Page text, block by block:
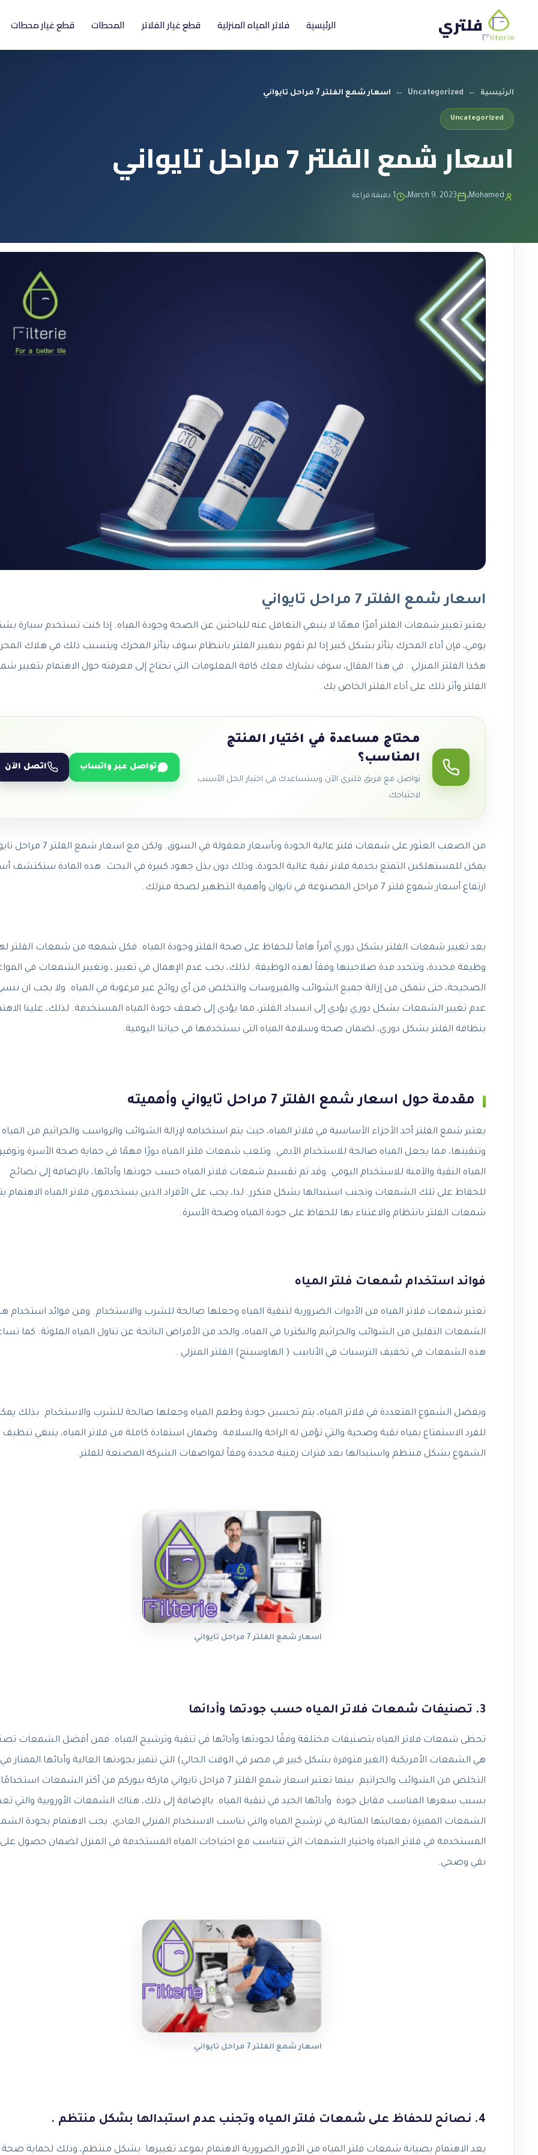
فلتري الرئيسية فلاتر المياه المنزلية قطع غيار الفلاتر المحطات قطع غيار محطات
الرئيسية ←
Uncategorized
← اسعار شمع الفلتر 7 مراحل تايواني
Uncategorized
اسعار شمع الفلتر 7 مراحل تايواني
Mohamed
March 9, 2023 1 دقيقة قراءة
اسعار شمع الفلتر 7 مراحل تايواني
يعتبر تغيير شمعات الفلتر أمرًا مهمًا لا ينبغي التغافل عنه للباحثين عن الصحة وجودة المياه. إذا كنت تستخدم سيارة بشكل
يومي، فإن أداء المحرك يتأثر بشكل كبير إذا لم تقوم بتغيير الفلتر بانتظام سوف يتأثر المحرك ويتسبب ذلك في هلاك
هكذا الفلتر المنزلي . في هذا المقال، سوف نشارك معك كافة المعلومات التي تحتاج إلى معرفته حول الاهتمام بتغيير
الفلتر وأثر ذلك على أداء الفلتر الخاص بك.
محتاج مساعدة في اختيار المنتج
المناسب؟
تواصل مع فريق فلتري الآن وسنساعدك في اختيار الحل الأنسب
لاحتياجك.
تواصل عبر واتساب اتصل الآن
من الصعب العثور على شمعات فلتر عالية الجودة وبأسعار معقولة في السوق. ولكن
يمكن للمستهلكين التمتع بخدمة فلاتر نقية عالية الجودة، وذلك دون بذل جهود كبيرة في البحث. هذه المادة ستكتشف
ارتفاع أسعار شموع فلتر 7 مراحل المصنوعة في تايوان وأهمية التطهير لصحة منزلك.
يعد تغيير شمعات الفلتر بشكل دوري أمراً هاماً للحفاظ على صحة الفلتر وجودة المياه. فكل شمعه من شمعات الفلتر
وظيفة محددة، وتتحدد مدة صلاحيتها وفقاً لهذه الوظيفة. لذلك، يجب عدم الإهمال في تغيير ، وتغيير الشمعات في
الصحيحة، حتى نتمكن من إزالة جميع الشوائب والفيروسات والتخلص من أي روائح غير مرغوبة في المياه. ولا يجب ان
عدم تغيير الشمعات بشكل دوري يؤدي إلى انسداد الفلتر، مما يؤدي إلى ضعف جودة المياه المستخدمة. لذلك، علينا
بنظافة الفلتر بشكل دوري، لضمان صحة وسلامة المياه التي نستخدمها في حياتنا اليومية.
مقدمة حول اسعار شمع الفلتر 7 مراحل تايواني وأهميته
يعتبر شمع الفلتر أحد الأجزاء الأساسية في فلاتر المياه، حيث يتم استخدامه لإزالة الشوائب والرواسب والجراثيم من المياه
وتنقيتها، مما يجعل المياه صالحة للاستخدام الآدمي. وتلعب شمعات فلتر المياه دورًا مهمًا في حماية صحة الأسرة
المياه النقية والآمنة للاستخدام اليومي. وقد تم تقسيم شمعات فلاتر المياه حسب جودتها وأدائها، بالإضافة إلى نصائح
للحفاظ على تلك الشمعات وتجنب استبدالها بشكل متكرر. لذا، يجب على الأفراد الذين يستخدمون فلاتر المياه الاهتمام
شمعات الفلتر بانتظام والاعتناء بها للحفاظ على جودة المياه وصحة الأسرة.
فوائد استخدام شمعات فلتر المياه
تعتبر شمعات فلاتر المياه من الأدوات الضرورية لتنقية المياه وجعلها صالحة للشرب والاستخدام. ومن فوائد استخدام
الشمعات التقليل من الشوائب والجراثيم والبكتريا في المياه، والحد من الأمراض الناتجة عن تناول المياه الملوثة. كما
هذه الشمعات في تخفيف الترسبات في الأنابيب ( الهاوسينج) الفلتر المنزلي .
وبفضل الشموع المتعددة في فلاتر المياه، يتم تحسين جودة وطعم المياه وجعلها صالحة للشرب والاستخدام. بذلك
للفرد الاستمتاع بمياه نقية وصحية والتي تؤمن له الراحة والسلامة. وضمان استفادة كاملة من فلاتر المياه، ينبغي تنظيف
الشموع بشكل منتظم واستبدالها بعد فترات زمنية محددة وفقاً لمواصفات الشركة المصنعة للفلتر.
اسعار شمع الفلتر 7 مراحل تايواني
3. تصنيفات شمعات فلاتر المياه حسب جودتها وأدائها
تحظى شمعات فلاتر المياه بتصنيفات مختلفة وفقًا لجودتها وأدائها في تنقية وترشيح المياه. فمن أفضل الشمعات
هي الشمعات الأمريكية (الغير متوفرة بشكل كبير في مصر في الوقت الحالي) التي تتميز بجودتها العالية وأدائها الممتاز في
التخلص من الشوائب والجراثيم. بينما تعتبر اسعار شمع الفلتر 7 مراحل تايواني ماركة بيوركم من أكثر الشمعات استخدامًا
بسبب سعرها المناسب مقابل جودة وأدائها الجيد في تنقية المياه. بالإضافة إلى ذلك، هناك الشمعات الأوروبية والتي
الشمعات المميزة بفعاليتها المثالية في ترشيح المياه والتي تناسب الاستخدام المنزلي العادي. يجب الاهتمام بجودة
المستخدمة في فلاتر المياه واختيار الشمعات التي تتناسب مع احتياجات المياه المستخدمة في المنزل لضمان حصول
نقي وصحي.
اسعار شمع الفلتر 7 مراحل تايواني
4. نصائح للحفاظ على شمعات فلتر المياه وتجنب عدم استبدالها بشكل منتظم .
يعد الاهتمام بصيانة شمعات فلتر المياه من الأمور الضرورية الاهتمام بموعد تغييرها بشكل منتظم، وذلك لحماية صحة